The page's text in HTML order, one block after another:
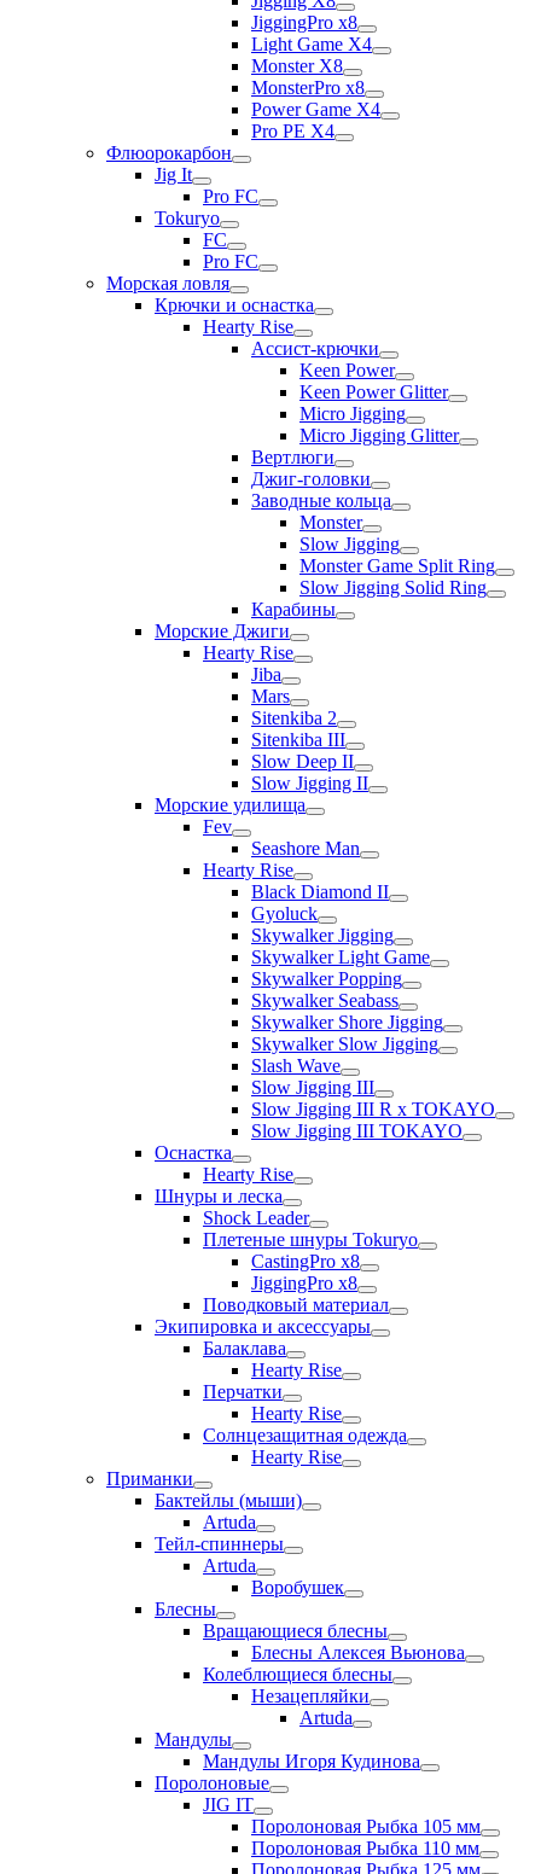
JiggingPro x8
Light Game X4
Monster X8
MonsterPro x8
Power Game X4
Pro PE X4
Флюорокарбон
Jig It
Pro FC
Tokuryo
FC
Pro FC
Морская ловля
Крючки и оснастка
Hearty Rise
Ассист-крючки
Keen Power
Keen Power Glitter
Micro Jigging
Micro Jigging Glitter
Вертлюги
Джиг-головки
Заводные кольца
Monster
Slow Jigging
Monster Game Split Ring
Slow Jigging Solid Ring
Карабины
Морские Джиги
Hearty Rise
Jiba
Mars
Sitenkiba 2
Sitenkiba III
Slow Deep II
Slow Jigging II
Морские удилища
Fev
Seashore Man
Hearty Rise
Black Diamond II
Gyoluck
Skywalker Jigging
Skywalker Light Game
Skywalker Popping
Skywalker Seabass
Skywalker Shore Jigging
Skywalker Slow Jigging
Slash Wave
Slow Jigging III
Slow Jigging III R x TOKAYO
Slow Jigging III TOKAYO
Оснастка
Hearty Rise
Шнуры и леска
Shock Leader
Плетеные шнуры Tokuryo
CastingPro x8
JiggingPro x8
Поводковый материал
Экипировка и аксессуары
Балаклава
Hearty Rise
Перчатки
Hearty Rise
Солнцезащитная одежда
Hearty Rise
Приманки
Бактейлы (мыши)
Artuda
Тейл-спиннеры
Artuda
Воробушек
Блесны
Вращающиеся блесны
Блесны Алексея Вьюнова
Колеблющиеся блесны
Незацепляйки
Artuda
Мандулы
Мандулы Игоря Кудинова
Поролоновые
JIG IT
Поролоновая Рыбка 105 мм
Поролоновая Рыбка 110 мм